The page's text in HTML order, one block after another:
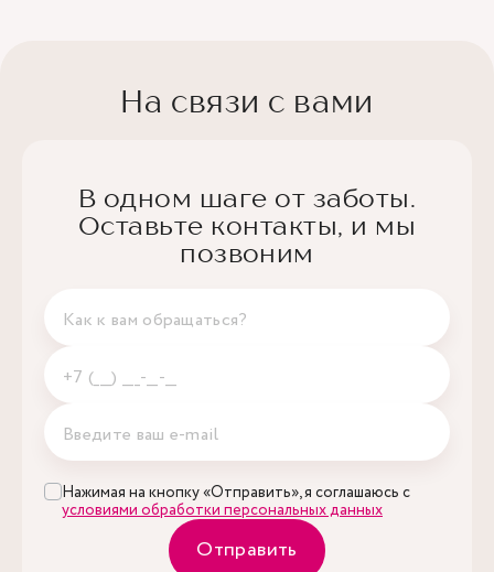
На связи с вами
В одном шаге от заботы.
Оставьте контакты, и мы
позвоним
Нажимая на кнопку «Отправить», я соглашаюсь с
условиями обработки персональных данных
Отправить